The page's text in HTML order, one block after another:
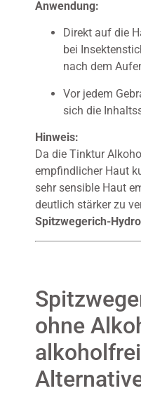
Anwendung:
Direkt auf die
bei
nach dem
Vor jedem
sich die
Hinweis:
Da die Tinktur
empfindlicher Haut
sehr sensible Haut
deutlich stärker zu
Spitzwegerich-
ohne